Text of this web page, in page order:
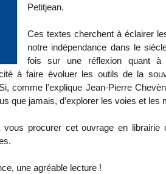
Petitjean.
Ces textes cherchent à éclairer
notre indépendance dans le
fois sur une réflexion quant à
à faire évoluer les outils de la
comme l’explique Jean-Pierre
que jamais, d’explorer les voies et
vous procurer cet ouvrage en
une agréable lecture !